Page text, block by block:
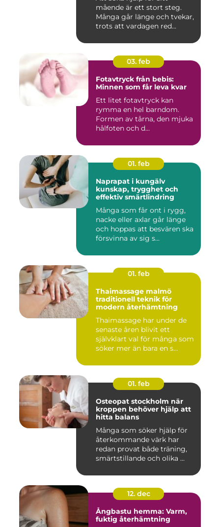
mående är ett stort steg.
Många går länge och tvekar,
trots att vardagen red...
03. feb
Fotavtryck från bebis:
Minnen som får leva kvar
Ett litet fotavtryck kan
rymma en hel barndom.
Formen av tårna, den mjuka
hålfoten och d...
01. feb
Naprapat i kungälv
kunskap, trygghet och
effektiv smärtlindring
Många som får ont i rygg,
nacke eller axlar går länge
och hoppas att besvären ska
försvinna av sig s...
01. feb
Thaimassage malmö
traditionell teknik för
modern återhämtning
Thaimassage har under de
senaste åren blivit ett
självklart val för många som
söker mer än bara en s...
01. feb
Osteopat stockholm när
kroppen behöver hjälp att
hitta balans
Många som söker hjälp för
återkommande värk har
redan provat både träning,
smärtstillande och olika ...
12. dec
Ångbastu hemma: Varm,
fuktig återhämtning